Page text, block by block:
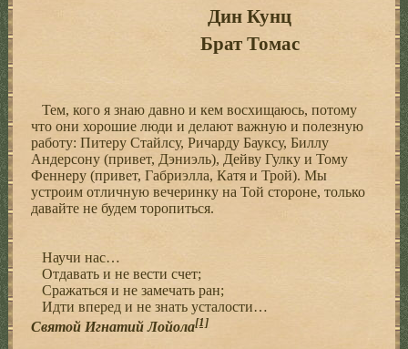
Дин Кунц
Брат Томас
Тем, кого я знаю давно и кем восхищаюсь, потому
что они хорошие люди и делают важную и полезную
работу: Питеру Стайлсу, Ричарду Бауксу, Биллу
Андерсону (привет, Дэниэль), Дейву Гулку и Тому
Феннеру (привет, Габриэлла, Катя и Трой). Мы
устроим отличную вечеринку на Той стороне, только
давайте не будем торопиться.
Научи нас…
Отдавать и не вести счет;
Сражаться и не замечать ран;
Идти вперед и не знать усталости…
Святой Игнатий Лойола[1]